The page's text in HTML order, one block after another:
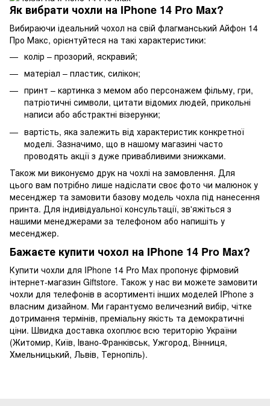
Як вибрати чохли на IPhone 14 Pro Max?
Вибираючи ідеальний чохол на свій флагманський Айфон 14
Про Макс, орієнтуйтеся на такі характеристики:
колір – прозорий, яскравий;
матеріал – пластик, силікон;
принт – картинка з мемом або персонажем фільму, гри,
патріотичні символи, цитати відомих людей, прикольні
написи або абстрактні візерунки;
вартість, яка залежить від характеристик конкретної
моделі. Зазначимо, що в нашому магазині часто
проводять акції з дуже привабливими знижками.
Також ми виконуємо друк на чохлі на замовлення. Для
цього вам потрібно лише надіслати своє фото чи малюнок у
месенджер та замовити базову модель чохла під нанесення
принта. Для індивідуальної консультації, зв'яжіться з
нашими менеджерами за телефоном або напишіть у
месенджер.
Бажаєте купити чохол на IPhone 14 Pro Max?
Купити чохли для IPhone 14 Pro Max пропонує фірмовий
інтернет-магазин Giftstore. Також у нас ви можете замовити
чохли для телефонів в асортименті інших моделей IPhone з
власним дизайном. Ми гарантуємо величезний вибір, чітке
дотримання термінів, преміальну якість та демократичні
ціни. Швидка доставка охоплює всю територію України
(Житомир, Київ, Івано-Франківськ, Ужгород, Вінниця,
Хмельницький, Львів, Тернопіль).